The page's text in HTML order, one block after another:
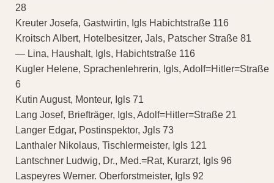
28
Kreuter Josefa, Gastwirtin, Igls Habichtstraße 116
Kroitsch Albert, Hotelbesitzer, Jals, Patscher Straße 81
— Lina, Haushalt, Igls, Habichtstraße 116
Kugler Helene, Sprachenlehrerin, Igls, Adolf=Hitler=Straße
6
Kutin August, Monteur, Igls 71
Lang Josef, Briefträger, Igls, Adolf=Hitler=Straße 21
Langer Edgar, Postinspektor, Jgls 73
Lanthaler Nikolaus, Tischlermeister, Igls 121
Lantschner Ludwig, Dr., Med.=Rat, Kurarzt, Igls 96
Laspeyres Werner. Oberforstmeister, Igls 92